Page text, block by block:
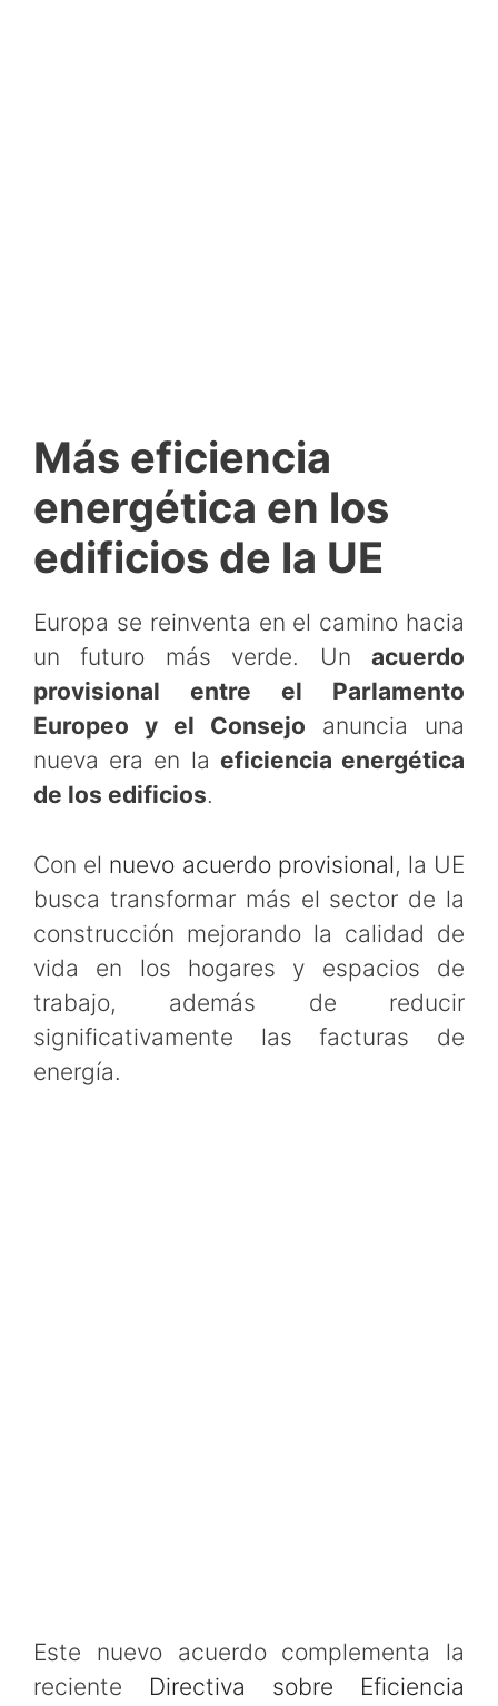
Más eficiencia
energética en los
edificios de la UE
Europa se reinventa en el camino hacia
un futuro más verde. Un acuerdo
provisional entre el Parlamento
Europeo y el Consejo anuncia una
nueva era en la eficiencia energética
de los edificios.
Con el nuevo acuerdo provisional, la UE
busca transformar más el sector de la
construcción mejorando la calidad de
vida en los hogares y espacios de
trabajo, además de reducir
significativamente las facturas de
energía.
Este nuevo acuerdo complementa la
reciente Directiva sobre Eficiencia